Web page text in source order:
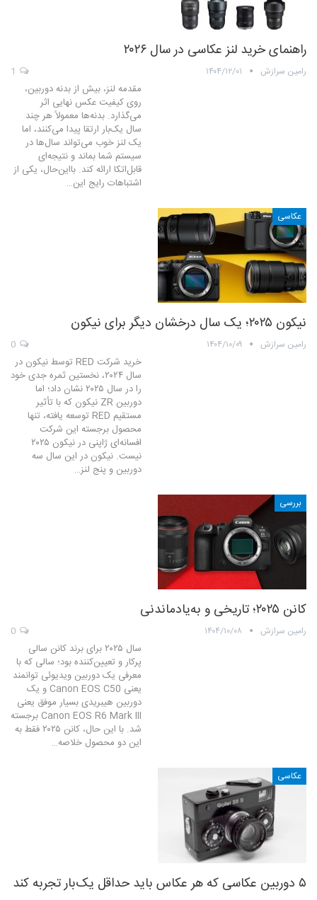
راهنمای خرید لنز عکاسی در سال ۲۰۲۶
رامین سرازش ۱۴۰۴/۱۲/۰۱
مقدمه لنز، بیش از بدنه دوربین،
روی کیفیت عکس نهایی اثر
می‌گذارد. بدنه‌ها معمولاً هر چند
سال یک‌بار ارتقا پیدا می‌کنند، اما
یک لنز خوب می‌تواند سال‌ها در
سیستم شما بماند و نتیجه‌ای
قابل‌اتکا ارائه کند. بااین‌حال، یکی از
اشتباهات رایج این…
عکاسی
نیکون ۲۰۲۵؛ یک سال درخشان دیگر برای نیکون
رامین سرازش ۱۴۰۴/۱۰/۰۹
خرید شرکت RED توسط نیکون در
سال ۲۰۲۴، نخستین ثمره جدی خود
را در سال ۲۰۲۵ نشان داد؛ اما
دوربین ZR نیکون که با تأثیر
مستقیم RED توسعه یافته، تنها
محصول برجسته این شرکت
افسانه‌ای ژاپنی در نیکون ۲۰۲۵
نیست. نیکون در این سال سه
دوربین و پنج لنز…
بررسی
کانن ۲۰۲۵؛ تاریخی و به‌یادماندنی
رامین سرازش ۱۴۰۴/۱۰/۰۸
سال ۲۰۲۵ برای برند کانن سالی
پرکار و تعیین‌کننده بود؛ سالی که با
معرفی یک دوربین ویدیوئی توانمند
یعنی Canon EOS C50 و یک
دوربین هیبریدی بسیار موفق یعنی
Canon EOS R6 Mark III برجسته
شد. با این حال، کانن ۲۰۲۵ فقط به
این دو محصول خلاصه…
عکاسی
۵ دوربین عکاسی که هر عکاس باید حداقل یک‌بار تجربه کند